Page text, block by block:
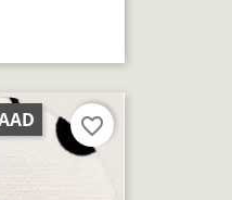
favorite_border